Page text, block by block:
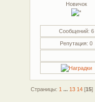
Новичок
Сообщений: 6
Репутация: 0
Страницы: 1 ... 13 14[15]